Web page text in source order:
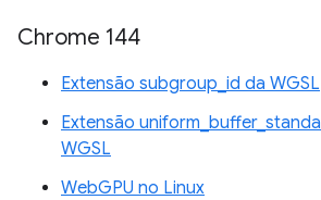
Chrome 144
Extensão subgroup_id da WGSL
Extensão
WGSL
WebGPU no Linux